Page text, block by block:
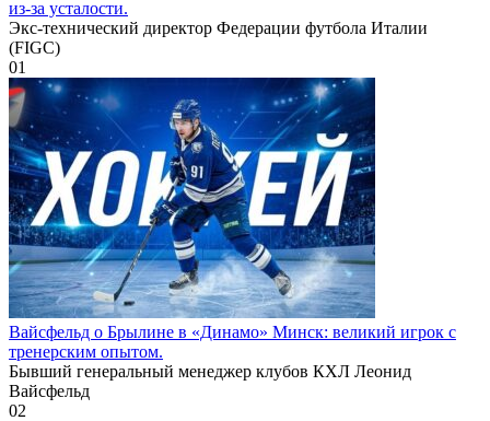
из-за усталости.
Экс-технический директор Федерации футбола Италии
(FIGC)
01
Вайсфельд о Брылине в «Динамо» Минск: великий игрок с
тренерским опытом.
Бывший генеральный менеджер клубов КХЛ Леонид
Вайсфельд
02